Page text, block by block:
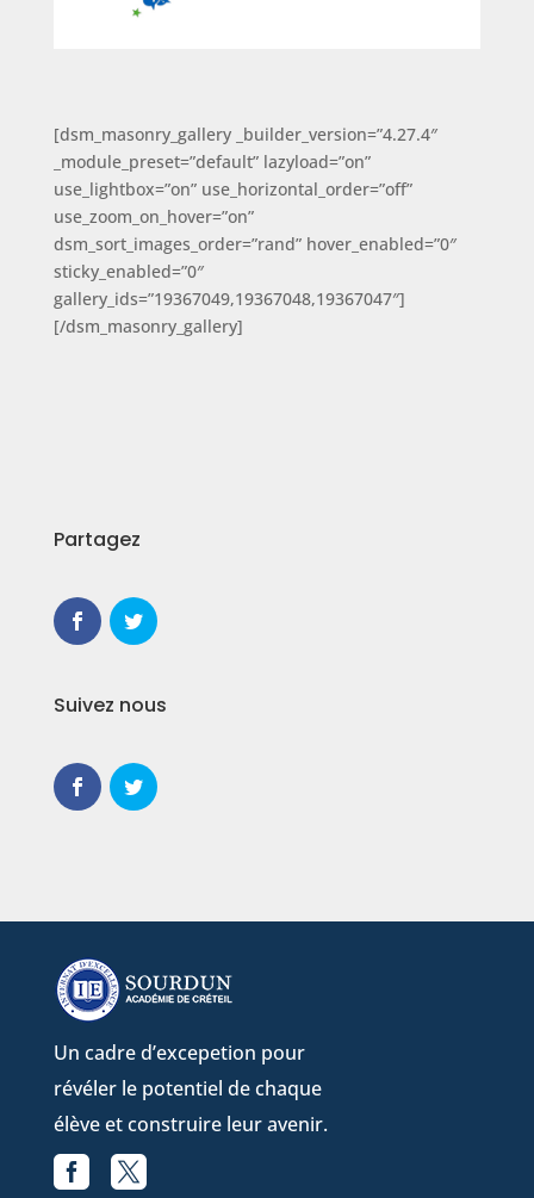
[dsm_masonry_gallery _builder_version=”4.27.4″
_module_preset=”default” lazyload=”on”
use_lightbox=”on” use_horizontal_order=”off”
use_zoom_on_hover=”on”
dsm_sort_images_order=”rand” hover_enabled=”0″
sticky_enabled=”0″
gallery_ids=”19367049,19367048,19367047″]
[/dsm_masonry_gallery]
Partagez
Suivez nous
Un cadre d’excepetion pour
révéler le potentiel de chaque
élève et construire leur avenir.
 Facebook
